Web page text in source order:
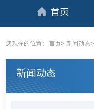
首页
您现在的位置： 首页> 新闻动态>
新闻动态